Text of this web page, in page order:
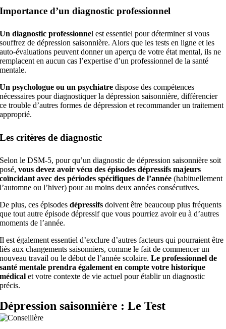
Importance d’un diagnostic professionnel
Un diagnostic professionnel est essentiel pour déterminer si vous
souffrez de dépression saisonnière. Alors que les tests en ligne et les
auto-évaluations peuvent donner un aperçu de votre état mental, ils ne
remplacent en aucun cas l’expertise d’un professionnel de la santé
mentale.
Un psychologue ou un psychiatredispose des compétences
nécessaires pour diagnostiquer la dépression saisonnière, différencier
ce trouble d’autres formes de dépression et recommander un traitement
approprié.
Les critères de diagnostic
Selon le DSM-5, pour qu’un diagnostic de dépression saisonnière soit
posé,vous devez avoir vécu des épisodes dépressifs majeurs
coïncidant avec des périodes spécifiques de l’année (habituellement
l’automne ou l’hiver) pour au moins deux années consécutives.
De plus, ces épisodesdépressifsdoivent être beaucoup plus fréquents
que tout autre épisode dépressif que vous pourriez avoir eu à d’autres
moments de l’année.
Il est également essentiel d’exclure d’autres facteurs qui pourraient être
liés aux changements saisonniers, comme le fait de commencer un
nouveau travail ou le début de l’année scolaire. Le professionnel de
santé mentale prendra également en compte votre historique
médical et votre contexte de vie actuel pour établir un diagnostic
précis.
Dépression saisonnière : Le Test